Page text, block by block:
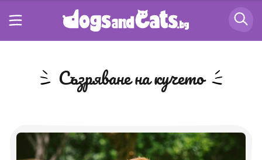
съзряване на кучето